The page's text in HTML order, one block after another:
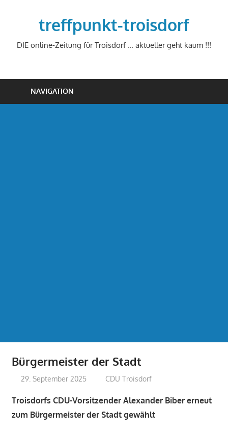
treffpunkt-troisdorf
DIE online-Zeitung für Troisdorf … aktueller geht kaum !!!
NAVIGATION
Bürgermeister der Stadt
29. September 2025 treffpunkt
CDU Troisdorf
Troisdorfs CDU-Vorsitzender Alexander Biber erneut
zum Bürgermeister der Stadt gewählt